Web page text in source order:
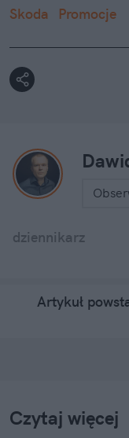
Skoda
Promocje
dziennikarz
Artykuł
Czytaj więcej